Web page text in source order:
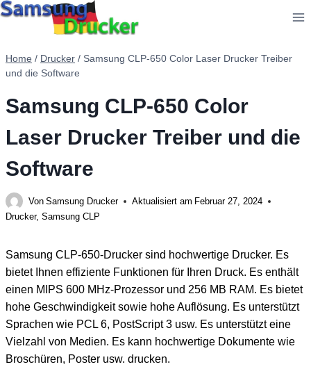
Zum
Home / Drucker / Samsung CLP-650 Color Laser Drucker Treiber
und die Software
Samsung CLP-650 Color
Laser Drucker Treiber und die
Software
Von Samsung Drucker Aktualisiert am Februar 27, 2024
Drucker, Samsung CLP
Samsung CLP-650-Drucker sind hochwertige Drucker. Es
bietet Ihnen effiziente Funktionen für Ihren Druck. Es enthält
einen MIPS 600 MHz-Prozessor und 256 MB RAM. Es bietet
hohe Geschwindigkeit sowie hohe Auflösung. Es unterstützt
Sprachen wie PCL 6, PostScript 3 usw. Es unterstützt eine
Vielzahl von Medien. Es kann hochwertige Dokumente wie
Broschüren, Poster usw. drucken.